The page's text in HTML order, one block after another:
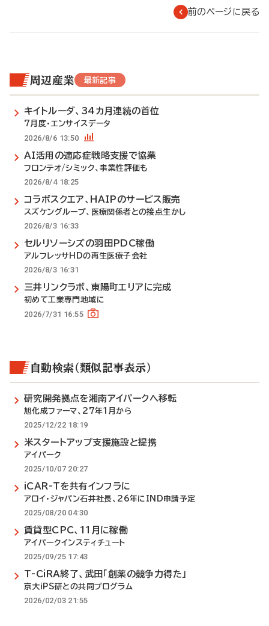
前のページに戻る
周辺産業 最新記事
キイトルーダ、34カ月連続の首位
7月度・エンサイスデータ
2026/8/6 13:50
AI活用の適応症戦略支援で協業
フロンテオ/シミック、事業性評価も
2026/8/4 18:25
コラボスクエア、HAIPのサービス販売
スズケングループ、医療関係者との接点生かし
2026/8/3 16:33
セルリソーシズの羽田PDC稼働
アルフレッサHDの再生医療子会社
2026/8/3 16:31
三井リンクラボ、東陽町エリアに完成
初めて工業専門地域に
2026/7/31 16:55
自動検索（類似記事表示）
研究開発拠点を湘南アイパークへ移転
旭化成ファーマ、27年1月から
2025/12/22 18:19
米スタートアップ支援施設と提携
アイパーク
2025/10/07 20:27
iCAR-Tを共有インフラに
アロイ・ジャパン石井社長、26年にIND申請予定
2025/08/20 04:30
賃貸型CPC、11月に稼働
アイパークインスティチュート
2025/09/25 17:43
T-CiRA終了、武田「創薬の競争力得た」
京大iPS研との共同プログラム
2026/02/03 21:55